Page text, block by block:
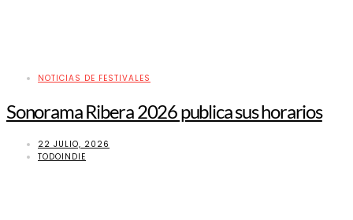
NOTICIAS DE FESTIVALES
Sonorama Ribera 2026 publica sus horarios
22 JULIO, 2026
TODOINDIE